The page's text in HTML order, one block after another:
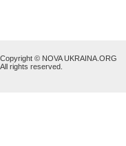
Copyright © NOVA UKRAINA.ORG
All rights reserved.